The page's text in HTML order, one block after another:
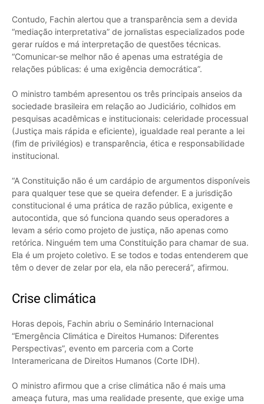
Contudo, Fachin alertou que a transparência sem a devida
“mediação interpretativa” de jornalistas especializados pode
gerar ruídos e má interpretação de questões técnicas.
“Comunicar-se melhor não é apenas uma estratégia de
relações públicas: é uma exigência democrática”.
O ministro também apresentou os três principais anseios da
sociedade brasileira em relação ao Judiciário, colhidos em
pesquisas acadêmicas e institucionais: celeridade processual
(Justiça mais rápida e eficiente), igualdade real perante a lei
(fim de privilégios) e transparência, ética e responsabilidade
institucional.
“A Constituição não é um cardápio de argumentos disponíveis
para qualquer tese que se queira defender. E a jurisdição
constitucional é uma prática de razão pública, exigente e
autocontida, que só funciona quando seus operadores a
levam a sério como projeto de justiça, não apenas como
retórica. Ninguém tem uma Constituição para chamar de sua.
Ela é um projeto coletivo. E se todos e todas entenderem que
têm o dever de zelar por ela, ela não perecerá”, afirmou.
Crise climática
Horas depois, Fachin abriu o Seminário Internacional
“Emergência Climática e Direitos Humanos: Diferentes
Perspectivas”, evento em parceria com a Corte
Interamericana de Direitos Humanos (Corte IDH).
O ministro afirmou que a crise climática não é mais uma
ameaça futura, mas uma realidade presente, que exige uma